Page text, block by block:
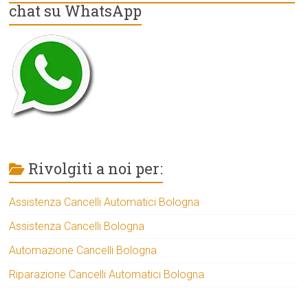
chat su WhatsApp
Rivolgiti a noi per:
Assistenza Cancelli Automatici Bologna
Assistenza Cancelli Bologna
Automazione Cancelli Bologna
Riparazione Cancelli Automatici Bologna